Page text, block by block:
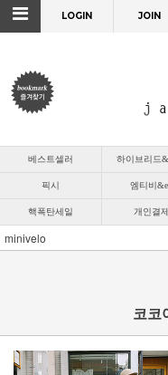
LOGIN JOIN
베스트셀러 하이브리드
픽시 엠티비
핵폭탄세일 개인결제
minivelo
코코